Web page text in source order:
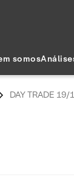
somos
DAY TRADE